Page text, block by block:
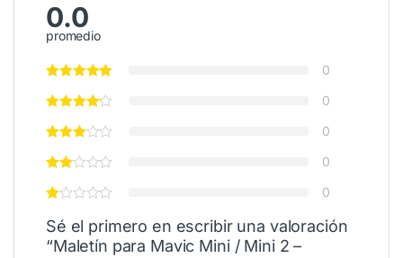
0.0
promedio
0
0
0
0
0
Sé el primero en escribir una valoración
“Maletín para Mavic Mini / Mini 2 –